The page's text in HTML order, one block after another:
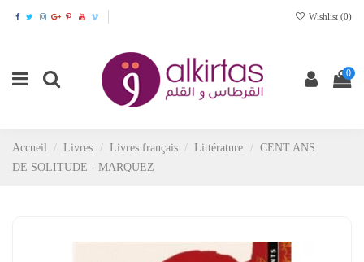
Wishlist (0)
0
Accueil Livres Livres français Littérature
CENT ANS
DE SOLITUDE - MARQUEZ